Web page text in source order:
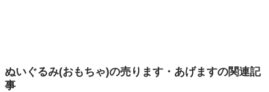
ぬいぐるみ(おもちゃ)の売ります・あげますの関連記
事